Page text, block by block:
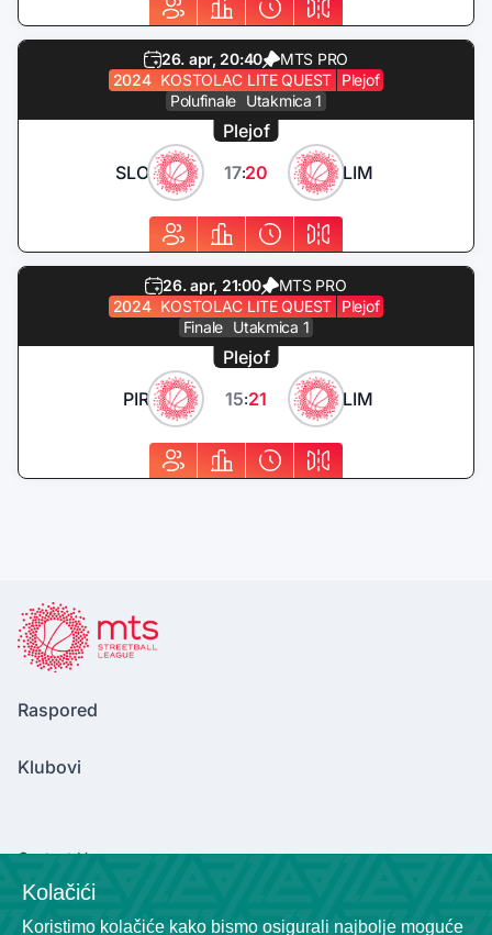
26. apr, 20:40
MTS PRO
2024 KOSTOLAC LITE QUEST Plejof
Polufinale Utakmica 1
SLO 17:20 LIM
Plejof
26. apr, 21:00
MTS PRO
2024 KOSTOLAC LITE QUEST Plejof
Finale Utakmica 1
PIR 15:21 LIM
Plejof
Raspored
Klubovi
Contact Us
marinkovicv2004@gmail.com
Kolačići
Koristimo kolačiće kako bismo osigurali najbolje moguće